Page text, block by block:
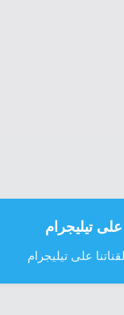
على تيليجرام
على تيليجرام